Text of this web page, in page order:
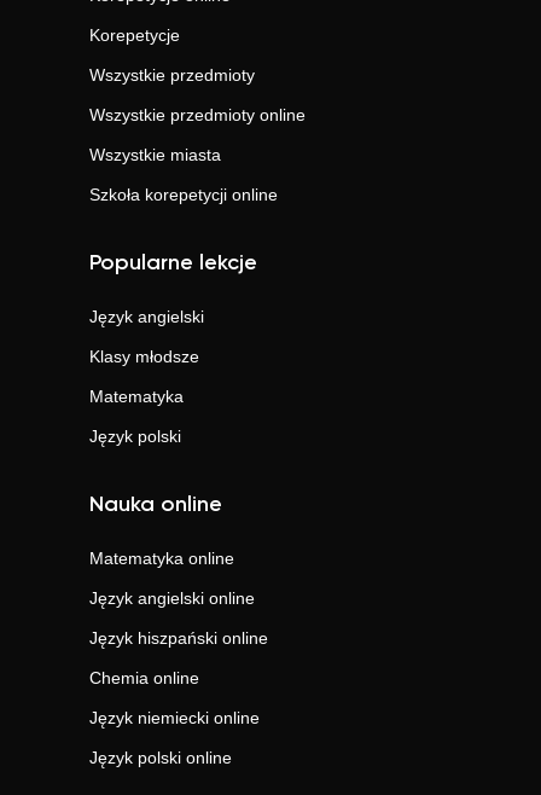
Korepetycje
Wszystkie przedmioty
Wszystkie przedmioty online
Wszystkie miasta
Szkoła korepetycji online
Popularne lekcje
Język angielski
Klasy młodsze
Matematyka
Język polski
Nauka online
Matematyka online
Język angielski online
Język hiszpański online
Chemia online
Język niemiecki online
Język polski online